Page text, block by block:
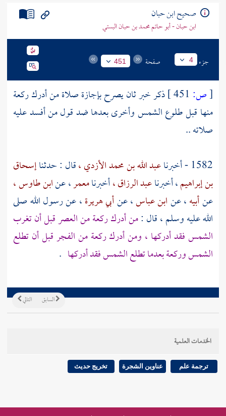
صحيح ابن حبان
ابن حبان - أبو حاتم محمد بن حبان البستي
جزء 4 صفحة 451
[ص:
ذكر خبر ثان يصرح بإجازة صلاة من أدرك ركعة
منها قبل طلوع الشمس وأخرى بعدها ضد قول من أفسد عليه
صلاته ..
1582 - أخبرنا
عبد الله بن محمد الأزدي ،قال : حدثناإسحاق
بن إبراهيم، أخبرناعبد الرزاق ،أخبرنامعمر، عنابن طاوس ،
عنأبيه، عنابن عباس، عنأبي هريرة، عن رسول الله صلى
الله عليه وسلم ، قال :من أدرك ركعة من العصر قبل أن تغرب
الشمس فقد أدركها ، ومن أدرك ركعة من الفجر قبل أن تطلع
الشمس وركعة بعدما تطلع الشمس فقد أدركها .
التالي السابق
الخدمات العلمية
ترجمة علم عناوين الشجرة تخريج حديث